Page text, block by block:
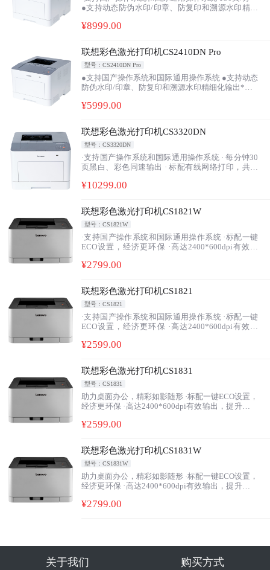
●支持动态防伪水印/印章、防复印和溯源水印精细
●支持用印文件打印断点续传*
●支持骑缝章打印和防伪印章颜色设定*
注：加*需第三方软件支持
¥8999.00
联想彩色激光打印机CS2410DN Pro
型号：CS2410DN Pro
●支持国产操作系统和国际通用操作系统 ●支持动态
防伪水印/印章、防复印和溯源水印精细化输出*
●支持打印文件加密传输 *
注：加*需第三方软件支持
¥5999.00
联想彩色激光打印机CS3320DN
型号：CS3320DN
·支持国产操作系统和国际通用操作系统 · 每分钟30
页黑白、彩色同速输出 · 标配有线网络打印，共享
保 · 支持U盘即插即打，省心省力 · 大容量墨粉，单
¥10299.00
联想彩色激光打印机CS1821W
型号：CS1821W
·支持国产操作系统和国际通用操作系统 ·标配一键
ECO设置，经济更环保 ·高达2400*600dpi有效输
接，APP移动打印更便捷 ·鼓粉分离，有效降低使用
¥2799.00
联想彩色激光打印机CS1821
型号：CS1821
·支持国产操作系统和国际通用操作系统 ·标配一键
ECO设置，经济更环保 ·高达2400*600dpi有效输
存，轻松处理各类办公文档 ·鼓粉分离，有效降低使
¥2599.00
联想彩色激光打印机CS1831
型号：CS1831
助力桌面办公，精彩如影随形 ·标配一键ECO设置，
经济更环保 ·高达2400*600dpi有效输出，提升打印
类办公文档 ·最大打印月负荷20000页 ·鼓粉分离，
¥2599.00
联想彩色激光打印机CS1831W
型号：CS1831W
助力桌面办公，精彩如影随形 ·标配一键ECO设置，
经济更环保 ·高达2400*600dpi有效输出，提升打印
印更便捷 ·鼓粉分离，有效降低使用成本
¥2799.00
关于我们 购买方式